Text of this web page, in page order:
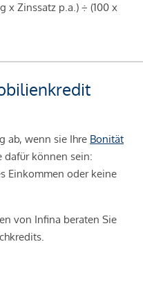
x Zinssatz p.a.) ÷ (100 x
ab, wenn sie Ihre Bonität
dafür können sein:
Einkommen oder keine
von Infina beraten Sie